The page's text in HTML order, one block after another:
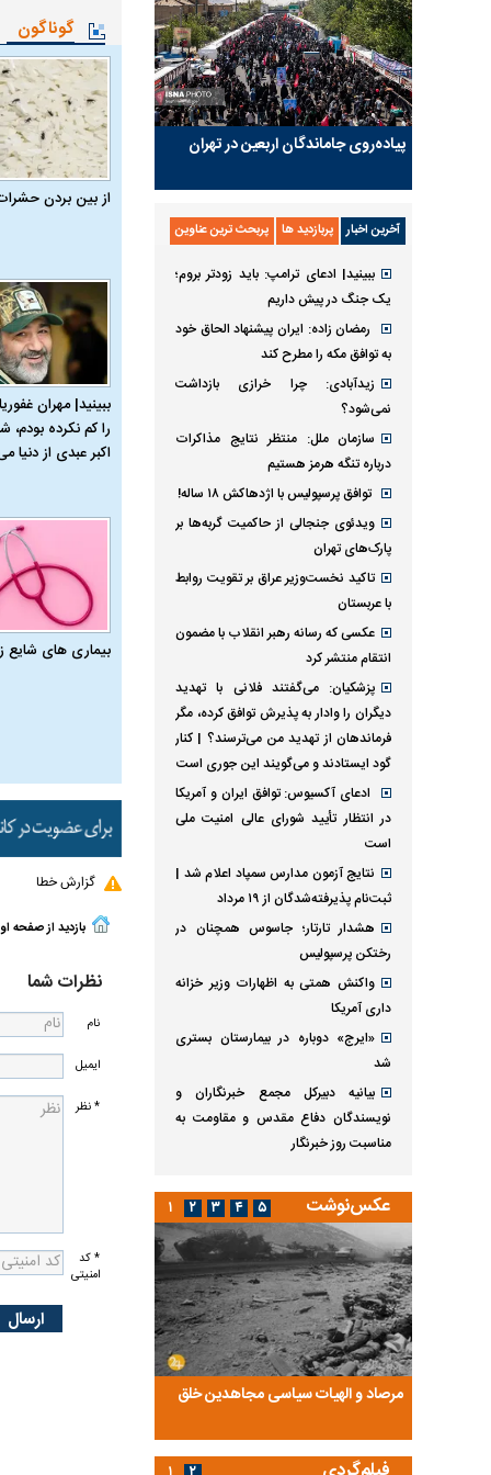
گوناگون
از بین بردن
ببینید| مهران
را کم نکرده بودم،
اکبر عبدی از دنیا
بیماری‌ های شایع
گزارش خطا
بازدید از صفحه
نظرات شما
نام
ایمیل
* نظر
* کد
امنیتی
پیاده‌روی جاماندگان اربعین در تهران
آخرین اخبار پربازدید ها پربحث ترین عناوین
ببینید| ادعای ترامپ: باید زودتر بروم؛
یک جنگ در پیش داریم
رمضان زاده: ایران پیشنهاد الحاق خود
به توافق مکه را مطرح کند
زیدآبادی: چرا خرازی بازداشت
نمی‌شود؟
سازمان ملل: منتظر نتایج مذاکرات
درباره تنگه هرمز هستیم
توافق پرسپولیس با اژدهاکش ۱۸ ساله!
ویدئوی جنجالی از حاکمیت گربه‌ها بر
پارک‌های تهران
تاکید نخست‌وزیر عراق بر تقویت روابط
با عربستان
عکسی که رسانه رهبر انقلاب با مضمون
انتقام منتشر کرد
پزشکیان: می‌گفتند فلانی با تهدید
دیگران را وادار به پذیرش توافق کرده، مگر
فرماندهان از تهدید من می‌ترسند؟ | کنار
گود ایستادند و می‌گویند این جوری است
ادعای آکسیوس: توافق ایران و آمریکا
در انتظار تأیید شورای عالی امنیت ملی
است
نتایج آزمون مدارس سمپاد اعلام شد |
ثبت‌نام پذیرفته‌شدگان از ۱۹ مرداد
هشدار تارتار؛ جاسوس همچنان در
رختکن پرسپولیس
واکنش همتی به اظهارات وزیر خزانه
داری آمریکا
«ایرج» دوباره در بیمارستان بستری
شد
بیانیه دبیرکل مجمع خبرنگاران و
نویسندگان دفاع مقدس و مقاومت به
مناسبت روز خبرنگار
عکس‌نوشت
مرصاد و الهیات سیاسی مجاهدین خلق
۱ ۲ ۳ ۴ ۵